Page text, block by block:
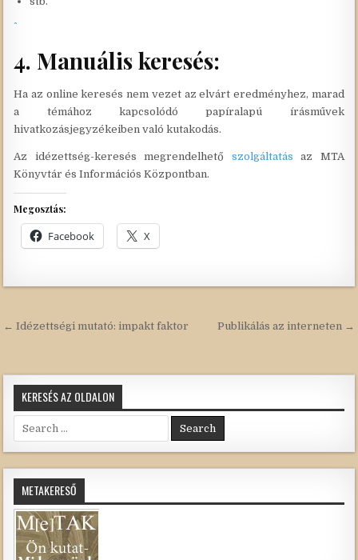
4. Manuális keresés:
Ha az online keresés nem vezet az elvárt eredményhez, marad
a témához kapcsolódó papíralapú írásművek
hivatkozásjegyzékeiben való kutakodás.
Az idézettség-keresés megrendelhető szolgáltatás az MTA
Könyvtár és Információs Központban.
Megosztás:
Facebook X
Bejegyzés
← Idézettségi mutató: impakt faktor Publikálás az interneten →
KERESÉS AZ OLDALON
for:
METAKERESŐ